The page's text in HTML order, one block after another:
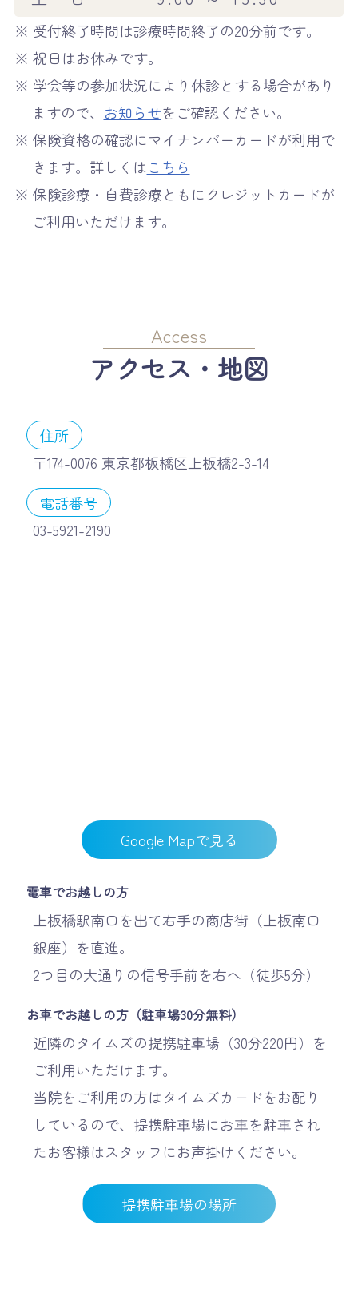
※ 受付終了時間は診療時間終了の20分前です。
※ 祝日はお休みです。
※ 学会等の参加状況により休診とする場合があり
ますので、 お知らせをご確認ください。
※ 保険資格の確認にマイナンバーカードが利用で
きます。詳しくは こちら
※ 保険診療・自費診療ともにクレジットカードが
ご利用いただけます。
Access
アクセス・地図
住所
〒174-0076 東京都板橋区上板橋2-3-14
電話番号
03-5921-2190
Google Mapで見る
電車でお越しの方
上板橋駅南口を出て右手の商店街（上板南口
銀座）を直進。
2つ目の大通りの信号手前を右へ（徒歩5分）
お車でお越しの方（駐車場30分無料）
近隣のタイムズの提携駐車場（30分220円）を
ご利用いただけます。
当院をご利用の方はタイムズカードをお配り
しているので、提携駐車場にお車を駐車され
たお客様はスタッフにお声掛けください。
提携駐車場の場所